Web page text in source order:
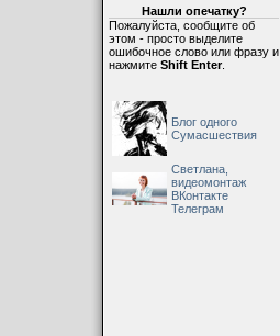
Нашли опечатку?
Пожалуйста, сообщите об
этом - просто выделите
ошибочное слово или фразу и
нажмите Shift Enter.
Блог одного
Сумасшествия
Светлана,
видеомонтаж
ВКонтакте
Телеграм